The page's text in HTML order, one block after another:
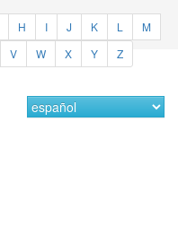
H I J K L
M
V W X Y Z